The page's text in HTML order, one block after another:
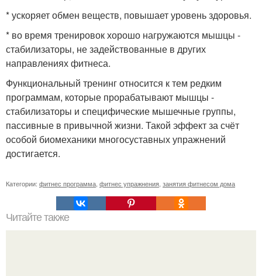
* ускоряет обмен веществ, повышает уровень здоровья.
* во время тренировок хорошо нагружаются мышцы -
стабилизаторы, не задействованные в других
направлениях фитнеса.
Функциональный тренинг относится к тем редким
программам, которые прорабатывают мышцы -
стабилизаторы и специфические мышечные группы,
пассивные в привычной жизни. Такой эффект за счёт
особой биомеханики многосуставных упражнений
достигается.
Категории: фитнес программа фитнес упражнения занятия фитнесом дома
Читайте также